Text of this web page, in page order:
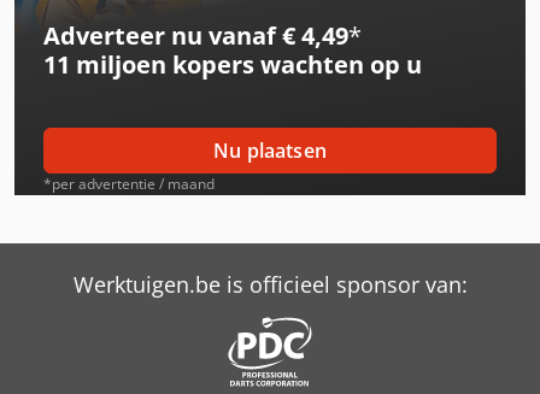
Case-Ih Magnum 7130
Case-Ih Magnum 7140
Case-Ih Magnum 7210
Case-Ih Magnum 7220
Case-Ih Magnum 7230 Pro
Case-Ih Magnum 7250
Adverteer nu vanaf € 4,49*
11 miljoen koperswachten op u
Nu plaatsen
*per advertentie / maand
Werktuigen.be is officieel sponsor van: